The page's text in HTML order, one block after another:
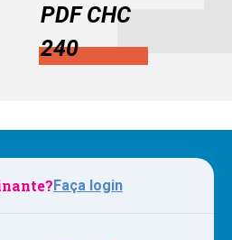
PDF CHC
240
Faça login